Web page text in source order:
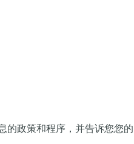
的政策和程序，并告诉您您的